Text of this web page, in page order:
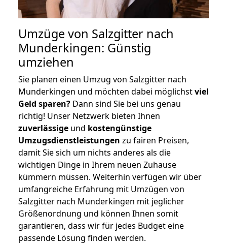
Umzüge von Salzgitter nach
Munderkingen: Günstig
umziehen
Sie planen einen Umzug von Salzgitter nach
Munderkingen und möchten dabei möglichstviel
Geld sparen? Dann sind Sie bei uns genau
richtig! Unser Netzwerk bieten Ihnen
zuverlässige und kostengünstige
Umzugsdienstleistungen zu fairen Preisen,
damit Sie sich um nichts anderes als die
wichtigen Dinge in Ihrem neuen Zuhause
kümmern müssen. Weiterhin verfügen wir über
umfangreiche Erfahrung mit Umzügen von
Salzgitter nach Munderkingen mit jeglicher
Größenordnung und können Ihnen somit
garantieren, dass wir für jedes Budget eine
passende Lösung finden werden.